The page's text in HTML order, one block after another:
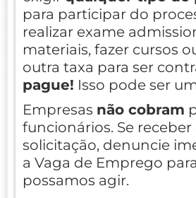
para participar do
realizar exame
materiais, fazer cursos
outra taxa para ser
pague! Isso pode ser
Empresas não cobram
funcionários. Se
solicitação, denuncie
a Vaga de Emprego
possamos agir.